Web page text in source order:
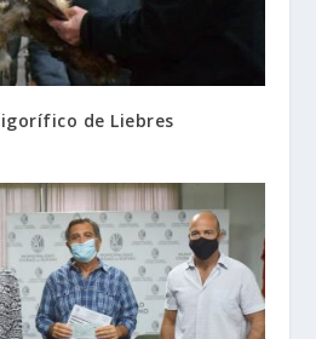
de Liebres